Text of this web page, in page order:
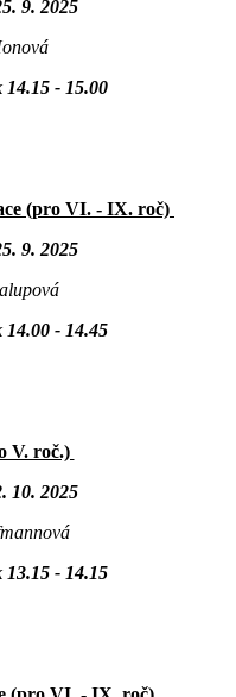
9. 2025
14.15 - 15.00
(pro VI. - IX. roč)
9. 2025
14.00 - 14.45
V. roč.)
10. 2025
13.15 - 14.15